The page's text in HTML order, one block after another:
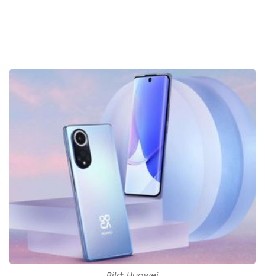
Zusammenarbeit
Kontakt
Impressum